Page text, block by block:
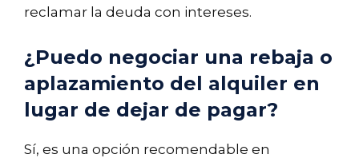
reclamar la deuda con intereses.
¿Puedo negociar una rebaja o
aplazamiento del alquiler en
lugar de dejar de pagar?
Sí, es una opción recomendable en